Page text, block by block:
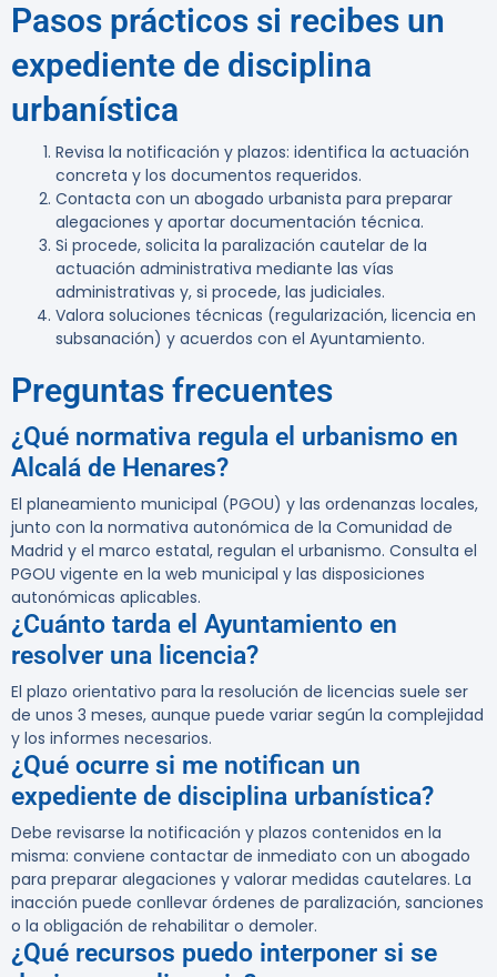
Pasos prácticos si recibes un
expediente de disciplina
urbanística
Revisa la notificación y plazos: identifica la actuación
concreta y los documentos requeridos.
Contacta con un abogado urbanista para preparar
alegaciones y aportar documentación técnica.
Si procede, solicita la paralización cautelar de la
actuación administrativa mediante las vías
administrativas y, si procede, las judiciales.
Valora soluciones técnicas (regularización, licencia en
subsanación) y acuerdos con el Ayuntamiento.
Preguntas frecuentes
¿Qué normativa regula el urbanismo en
Alcalá de Henares?
El planeamiento municipal (PGOU) y las ordenanzas locales,
junto con la normativa autonómica de la Comunidad de
Madrid y el marco estatal, regulan el urbanismo. Consulta el
PGOU vigente en la web municipal y las disposiciones
autonómicas aplicables.
¿Cuánto tarda el Ayuntamiento en
resolver una licencia?
El plazo orientativo para la resolución de licencias suele ser
de unos 3 meses, aunque puede variar según la complejidad
y los informes necesarios.
¿Qué ocurre si me notifican un
expediente de disciplina urbanística?
Debe revisarse la notificación y plazos contenidos en la
misma: conviene contactar de inmediato con un abogado
para preparar alegaciones y valorar medidas cautelares. La
inacción puede conllevar órdenes de paralización, sanciones
o la obligación de rehabilitar o demoler.
¿Qué recursos puedo interponer si se